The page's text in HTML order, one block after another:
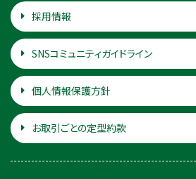
採用情報
SNSコミュニティガイドライン
個人情報保護方針
お取引ごとの定型約款